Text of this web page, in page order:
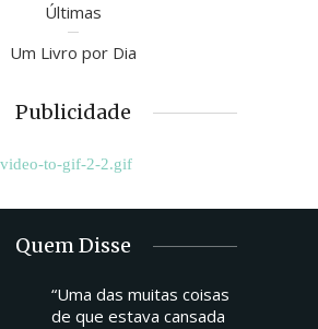
Últimas
Um Livro por Dia
Publicidade
Quem Disse
“Uma das muitas coisas
de que estava cansada